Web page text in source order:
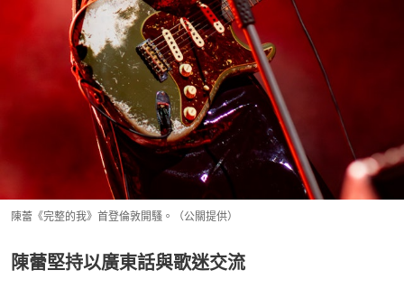
陳蕾《完整的我》首登倫敦開騷。（公關提供）
陳蕾堅持以廣東話與歌迷交流